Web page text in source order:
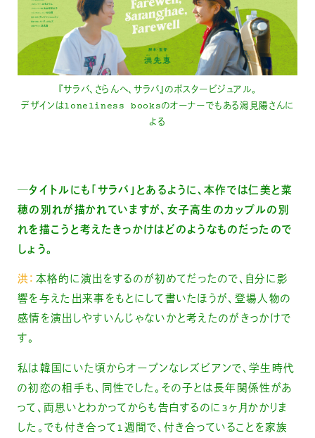
『サラバ、さらんへ、サラバ』のポスタービジュアル。
デザインはloneliness booksのオーナーでもある潟見陽さんに
よる
─タイトルにも「サラバ」とあるように、本作では仁美と菜
穂の別れが描かれていますが、女子高生のカップルの別
れを描こうと考えたきっかけはどのようなものだったので
しょう。
洪： 本格的に演出をするのが初めてだったので、自分に影
響を与えた出来事をもとにして書いたほうが、登場人物の
感情を演出しやすいんじゃないかと考えたのがきっかけで
す。
私は韓国にいた頃からオープンなレズビアンで、学生時代
の初恋の相手も、同性でした。その子とは長年関係性があ
って、両思いとわかってからも告白するのに3ヶ月かかりま
した。でも付き合って1週間で、付き合っていることを家族